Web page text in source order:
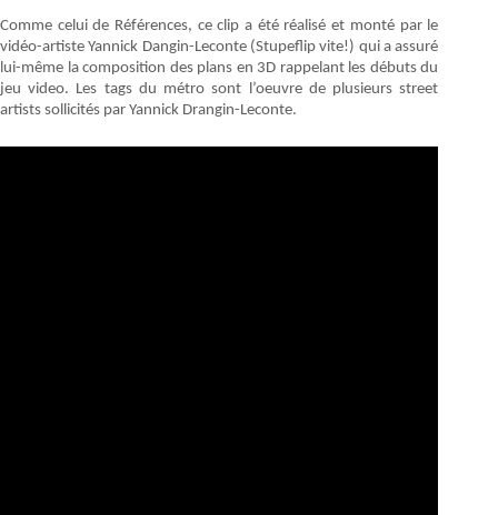
Comme celui de Références, ce clip a été réalisé et monté par le
vidéo-artiste Yannick Dangin-Leconte (Stupeflip vite!) qui a assuré
lui-même la composition des plans en 3D rappelant les débuts du
jeu video. Les tags du métro sont l’oeuvre de plusieurs street
artists sollicités par Yannick Drangin-Leconte.